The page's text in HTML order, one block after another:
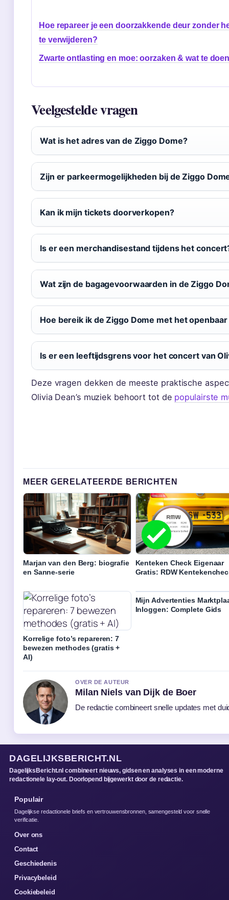
Hoe repareer je een doorzakkende deur zonder
te verwijderen?
Zwarte ontlasting en moe: oorzaken & wat te
Veelgestelde vragen
Wat is het adres van de Ziggo Dome?
Zijn er parkeermogelijkheden bij de Ziggo
Kan ik mijn tickets doorverkopen?
Is er een merchandisestand tijdens het
Wat zijn de bagagevoorwaarden in de Ziggo
Hoe bereik ik de Ziggo Dome met het
Is er een leeftijdsgrens voor het concert van
Deze vragen dekken de meeste praktische
Olivia Dean’s muziek behoort tot de populairste
MEER GERELATEERDE BERICHTEN
Marjan van den Berg: biografie
en Sanne-serie
Kenteken Check Eigenaar
Gratis: RDW
Korrelige foto’s repareren: 7
bewezen methodes (gratis +
AI)
Mijn Advertenties
Inloggen: Complete Gids
OVER DE AUTEUR
Milan Niels van Dijk de Boer
De redactie combineert snelle updates met
DAGELIJKSBERICHT.NL
DagelijksBericht.nl combineert nieuws, gidsen en analyses in een moderne
redactionele lay-out. Doorlopend bijgewerkt door de redactie.
Populair
Dagelijkse redactionele briefs en vertrouwensbronnen, samengesteld voor snelle
verificatie.
Over ons
Contact
Geschiedenis
Privacybeleid
Cookiebeleid